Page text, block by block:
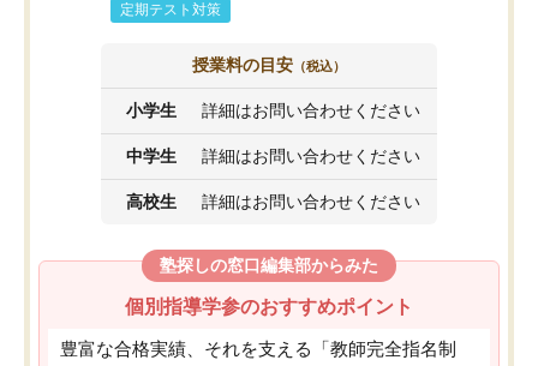
定期テスト対策
授業料の目安 （税込）
小学生 詳細はお問い合わせください
中学生 詳細はお問い合わせください
高校生 詳細はお問い合わせください
塾探しの窓口編集部からみた
個別指導学参のおすすめポイント
豊富な合格実績、それを支える「教師完全指名制